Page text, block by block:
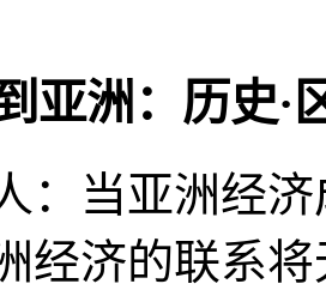
亚洲：历史·
：当亚洲经
经济的联系